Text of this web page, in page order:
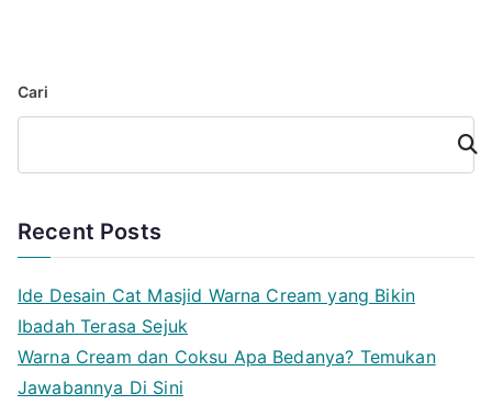
Cari
Cari
Recent Posts
Ide Desain Cat Masjid Warna Cream yang Bikin
Ibadah Terasa Sejuk
Warna Cream dan Coksu Apa Bedanya? Temukan
Jawabannya Di Sini